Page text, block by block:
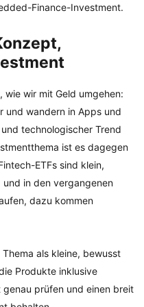
Finance-Investment.
wie wir mit Geld umgehen:
und wandern in Apps und
technologischer Trend
ist es dagegen
ETFs sind klein,
in den vergangenen
dazu kommen
als kleine, bewusst
Produkte inklusive
genau prüfen und einen breit